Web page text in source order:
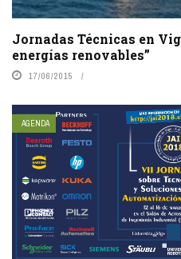
Jornadas Técnicas en
energías renovables”
17/06/2015
AGENDA